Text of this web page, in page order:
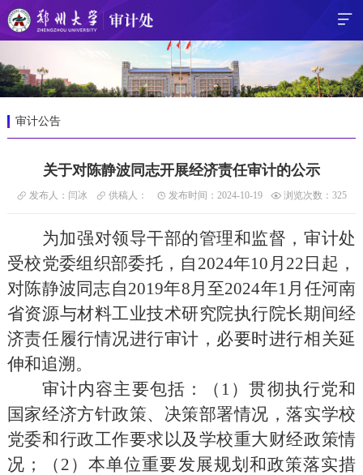
审计公告
关于对陈静波同志开展经济责任审计的公示
发布人：闫冰 供稿人： 发布时间：2024-10-19 浏览次数： 325
为加强对领导干部的管理和监督， 审计处
受校党委组织部委托，自 2024年10 月 22 日起，
对陈静波同志自2019年8月至2024年1月任河南
省资源与材料工业技术研究院执行院长期间经
济责任履行情况进行审计，必要时进行相关延
伸和追溯。
审计内容主要包括 ： （ 1 ）贯彻执行党和
国家经济方针政策、决策部署情况，落实学校
党委和行政工作要求以及学校重大财经政策情
况；
（ 2 ）本单位重要发展规划和政策落实措